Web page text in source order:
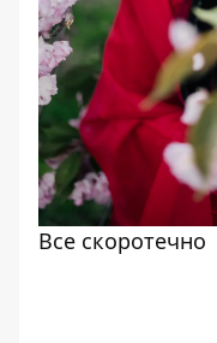
Все скоротечно